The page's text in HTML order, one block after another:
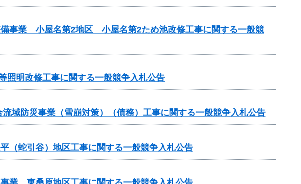
事業 小屋名第2地区 小屋名第2ため池改修工事に関する一般競
照明改修工事に関する一般競争入札公告
域防災事業（雪崩対策）（債務）工事に関する一般競争入札公告
蛇引谷）地区工事に関する一般競争入札公告